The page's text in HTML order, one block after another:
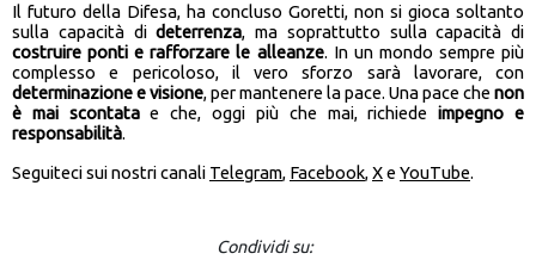
Il futuro della Difesa, ha concluso Goretti, non si gioca soltanto
sulla capacità dideterrenza, ma soprattutto sulla capacità di
costruire ponti e rafforzare le alleanze. In un mondo sempre più
complesso e pericoloso, il vero sforzo sarà lavorare, con
determinazione e visione, per mantenere la pace. Una pace che non
è mai scontatae che, oggi più che mai, richiedeimpegno e
responsabilità.
Seguiteci sui nostri canali Telegram, Facebook,Xe YouTube.
Condividi su: